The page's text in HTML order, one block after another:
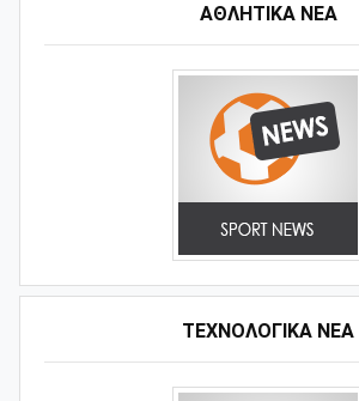
ΑΘΛΗΤΙΚΆ ΝΈΑ
ΤΕΧΝΟΛΟΓΙΚΑ ΝΕΑ